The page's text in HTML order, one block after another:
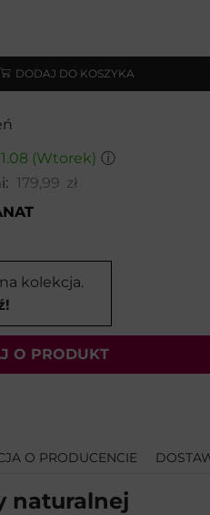
DODAJ DO KOSZYKA
(Wtorek) ⓘ
179,99 zł
kolekcja.
O PRODUKT
O PRODUCENCIE
naturalnej